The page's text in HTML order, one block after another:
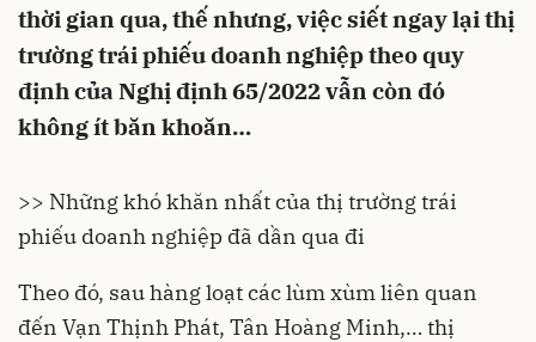
thời gian qua, thế nhưng, việc siết ngay lại thị
trường trái phiếu doanh nghiệp theo quy
định của Nghị định 65/2022 vẫn còn đó
không ít băn khoăn…
>> Những khó khăn nhất của thị trường trái
phiếu doanh nghiệp đã dần qua đi
Theo đó, sau hàng loạt các lùm xùm liên quan
đến Vạn Thịnh Phát, Tân Hoàng Minh,… thị
Hủy